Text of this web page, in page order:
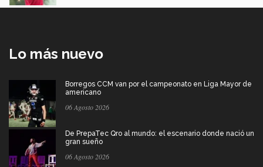
Lo más nuevo
Borregos CCM van por el campeonato en Liga Mayor de
americano
06 Agosto 2026
De PrepaTec Qro al mundo: el escenario donde nació un
gran sueño
06 Agosto 2026